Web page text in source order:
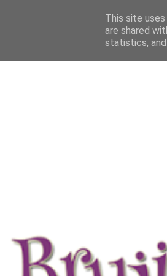
This site
are shared
statistics,